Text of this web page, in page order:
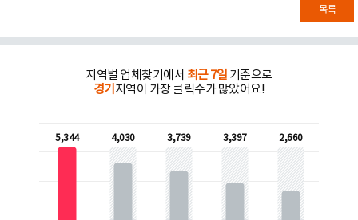
목록
지역별 업체찾기에서 최근 7일 기준으로
경기 지역이 가장 클릭수가 많았어요!
5,344 4,030 3,739 3,397 2,660